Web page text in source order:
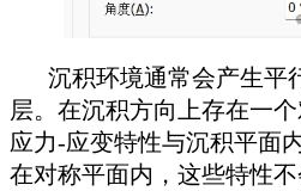
沉积环境通常会产生平
层。在沉积方向上存在一
应力-应变特性与沉积平面
在对称平面内，这些特性不